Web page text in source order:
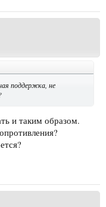
поддержка, не
и таким образом.